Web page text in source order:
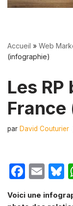
Accueil » Web
(infographie)
Les
par David Couturier
F
c
E
ail e
Voici une